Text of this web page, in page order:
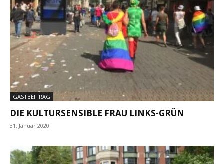
GASTBEITRAG
DIE KULTURSENSIBLE FRAU LINKS-GRÜN
31. Januar 2020